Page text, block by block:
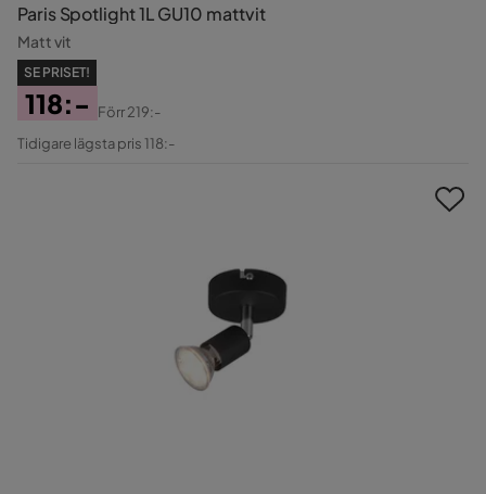
Paris Spotlight 1L GU10 mattvit
Matt vit
SE PRISET!
Pris
118:-
Original
Förr219:-
Tidigare lägsta pris 118:-